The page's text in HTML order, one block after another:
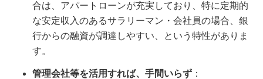
合は、アパートローンが充実しており、特に定期的
な安定収入のあるサラリーマン・会社員の場合、銀
行からの融資が調達しやすい、という特性がありま
す。
管理会社等を活用すれば、手間いらず ：